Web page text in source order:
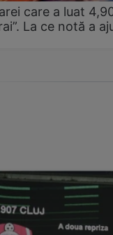
care a luat
La ce notă a